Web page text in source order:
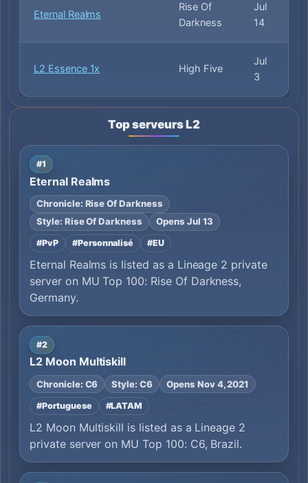
Eternal Realms
Rise Of
Darkness
Jul
14
L2 Essence 1x High Five
Jul
3
Top serveurs L2
#1
Eternal Realms
Chronicle: Rise Of Darkness
Style: Rise Of Darkness
Opens Jul 13
#PvP #Personnalisé #EU
Eternal Realms is listed as a Lineage 2 private
server on MU Top 100: Rise Of Darkness,
Germany.
#2
L2 Moon Multiskill
Chronicle: C6 Style: C6 Opens Nov 4, 2021
#Portuguese #LATAM
L2 Moon Multiskill is listed as a Lineage 2
private server on MU Top 100: C6, Brazil.